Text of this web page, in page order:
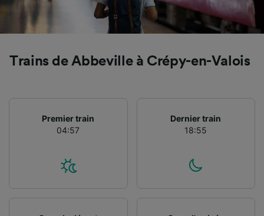
Trains de Abbeville à Crépy-en-Valois
Premier train
04:57
Dernier train
18:55